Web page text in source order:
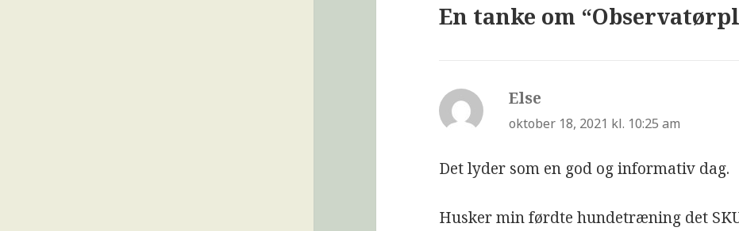
En tanke om
Else
oktober 18, 2021 kl. 10:25 am
Det lyder som en god og informativ dag.
Husker min førdte hundetræning det